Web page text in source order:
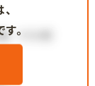
。